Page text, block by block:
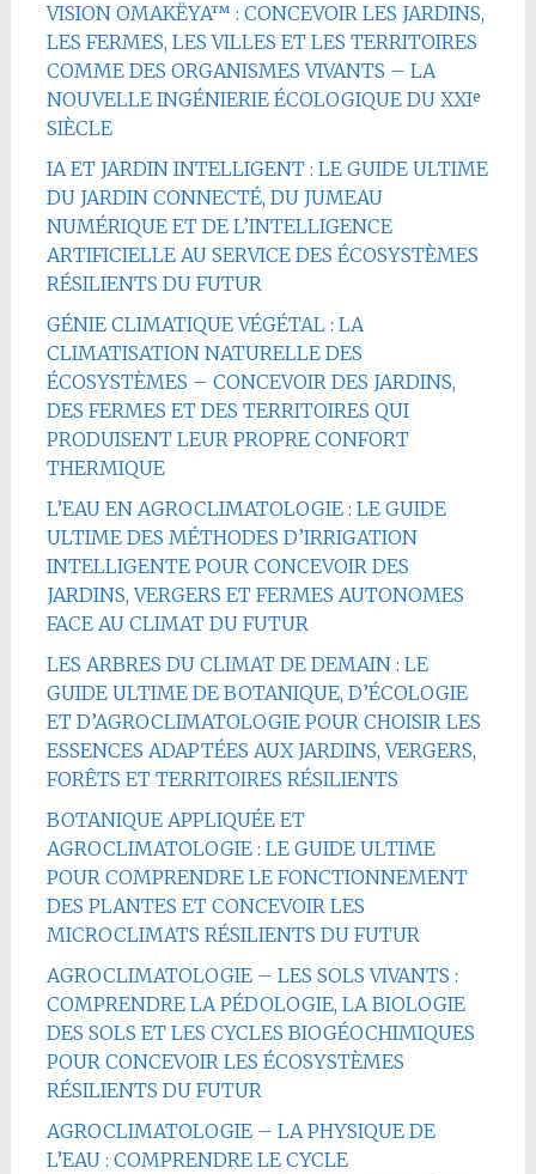
VISION OMAKËYA™ : CONCEVOIR LES JARDINS,
LES FERMES, LES VILLES ET LES TERRITOIRES
COMME DES ORGANISMES VIVANTS – LA
NOUVELLE INGÉNIERIE ÉCOLOGIQUE DU XXIᵉ
SIÈCLE
IA ET JARDIN INTELLIGENT : LE GUIDE ULTIME
DU JARDIN CONNECTÉ, DU JUMEAU
NUMÉRIQUE ET DE L’INTELLIGENCE
ARTIFICIELLE AU SERVICE DES ÉCOSYSTÈMES
RÉSILIENTS DU FUTUR
GÉNIE CLIMATIQUE VÉGÉTAL : LA
CLIMATISATION NATURELLE DES
ÉCOSYSTÈMES – CONCEVOIR DES JARDINS,
DES FERMES ET DES TERRITOIRES QUI
PRODUISENT LEUR PROPRE CONFORT
THERMIQUE
L’EAU EN AGROCLIMATOLOGIE : LE GUIDE
ULTIME DES MÉTHODES D’IRRIGATION
INTELLIGENTE POUR CONCEVOIR DES
JARDINS, VERGERS ET FERMES AUTONOMES
FACE AU CLIMAT DU FUTUR
LES ARBRES DU CLIMAT DE DEMAIN : LE
GUIDE ULTIME DE BOTANIQUE, D’ÉCOLOGIE
ET D’AGROCLIMATOLOGIE POUR CHOISIR LES
ESSENCES ADAPTÉES AUX JARDINS, VERGERS,
FORÊTS ET TERRITOIRES RÉSILIENTS
BOTANIQUE APPLIQUÉE ET
AGROCLIMATOLOGIE : LE GUIDE ULTIME
POUR COMPRENDRE LE FONCTIONNEMENT
DES PLANTES ET CONCEVOIR LES
MICROCLIMATS RÉSILIENTS DU FUTUR
AGROCLIMATOLOGIE – LES SOLS VIVANTS :
COMPRENDRE LA PÉDOLOGIE, LA BIOLOGIE
DES SOLS ET LES CYCLES BIOGÉOCHIMIQUES
POUR CONCEVOIR LES ÉCOSYSTÈMES
RÉSILIENTS DU FUTUR
AGROCLIMATOLOGIE – LA PHYSIQUE DE
L’EAU : COMPRENDRE LE CYCLE